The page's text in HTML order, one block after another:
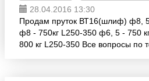
28.04.2016 13:30
Продам пруток ВТ16(шлиф) ф8,
ф8 - 750кг L250-350 ф6, 5 - 750
800 кг L250-350 Все вопросы по